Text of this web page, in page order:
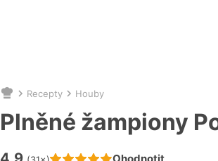
Nacházíte
se
zde:
Recepty Houby
Plněné žampiony
Hodnocení receptu je